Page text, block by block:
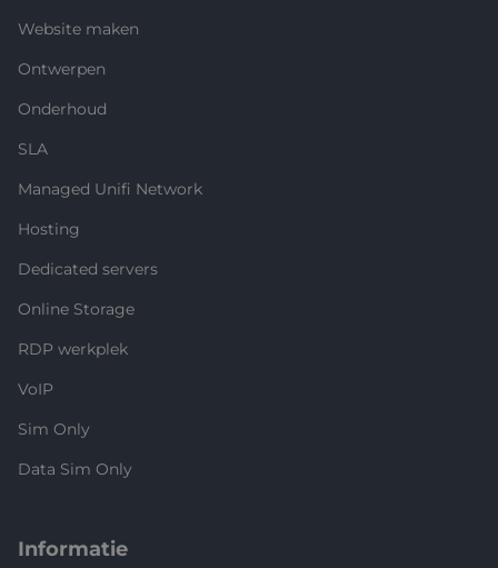
Website maken
Ontwerpen
Onderhoud
SLA
Managed Unifi Network
Hosting
Dedicated servers
Online Storage
RDP werkplek
VoIP
Sim Only
Data Sim Only
Informatie